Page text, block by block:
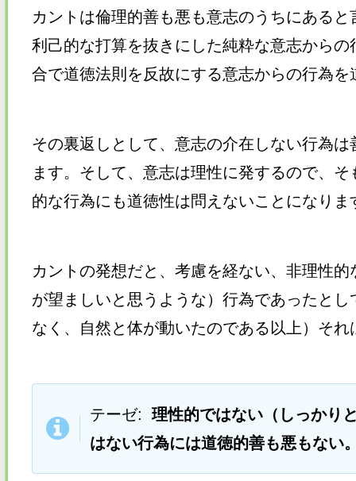
カントは倫理的善も悪も意志のうちにある
利己的な打算を抜きにした純粋な意志から
合で道徳法則を反故にする意志からの行為
その裏返しとして、意志の介在しない行為
ます。そして、意志は理性に発するので、
的な行為にも道徳性は問えないことになりま
カントの発想だと、考慮を経ない、非理性
が望ましいと思うような）行為であったと
なく、自然と体が動いたのである以上）それ
テーゼ: 理性的ではない（しっかり
はない行為には道徳的善も悪もない